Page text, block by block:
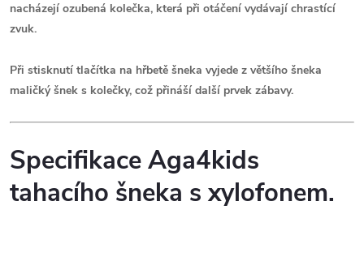
nacházejí ozubená kolečka, která při otáčení vydávají chrastící
zvuk.
Při stisknutí tlačítka na hřbetě šneka vyjede z většího šneka
maličký šnek s kolečky, což přináší další prvek zábavy.
Specifikace Aga4kids
tahacího šneka s xylofonem.